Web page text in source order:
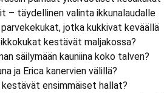
– täydellinen valinta ikkunalaudalle
jotka kukkivat keväällä
kestävät maljakossa?
säilymään kauniina koko talven?
ja Erica kanervien välillä?
ensimmäiset hallat?